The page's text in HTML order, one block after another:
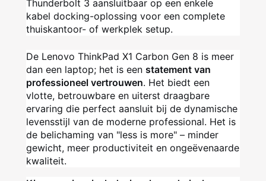
Thunderbolt 3 aansluitbaar op een enkele
kabel docking-oplossing voor een complete
thuiskantoor- of werkplek setup.
De Lenovo ThinkPad X1 Carbon Gen 8 is meer
dan een laptop; het is een statement van
professioneel vertrouwen. Het biedt een
vlotte, betrouwbare en uiterst draagbare
ervaring die perfect aansluit bij de dynamische
levensstijl van de moderne professional. Het is
de belichaming van "less is more" – minder
gewicht, meer productiviteit en ongeëvenaarde
kwaliteit.